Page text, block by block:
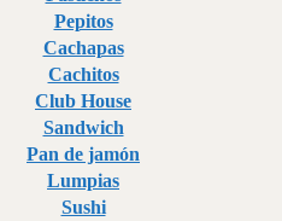
Pepitos
Cachapas
Cachitos
Club House
Sandwich
Pan de jamón
Lumpias
Sushi